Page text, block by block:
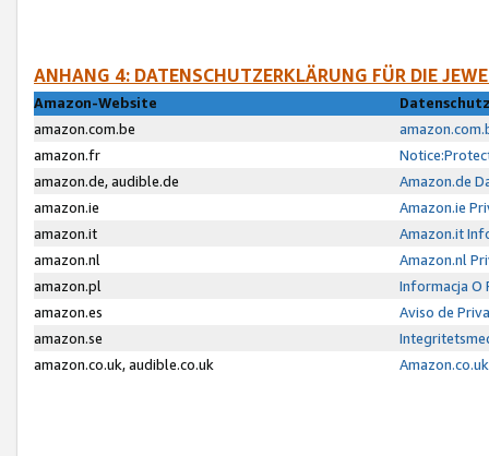
ANHANG 4: DATENSCHUTZERKLÄRUNG FÜR DIE
Amazon-Website
amazon.com.be
amazon.fr
amazon.de, audible.de
Amazon.de
amazon.ie
Amazon.ie
amazon.it
Amazon.it
amazon.nl
Amazon.nl
amazon.pl
Informacja O
amazon.es
Aviso de
amazon.se
amazon.co.uk, audible.co.uk